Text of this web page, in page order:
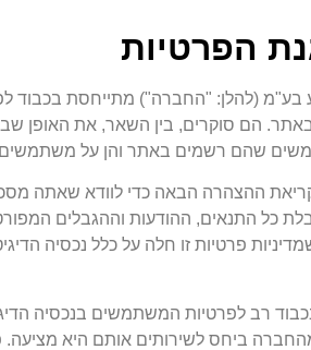
הפרטיות
באתר. הם סוקרים, בין השאר, את
שהם רשמים באתר והן על משתמשים
ההצהרה הבאה כדי לוודא שאתה
כל התנאים, ההודעות וההגבלים
פרטיות זו חלה על כלל נכסיה
רב לפרטיות המשתמשים בנכסיה
ביחס לשירותים אותם היא מציעה.